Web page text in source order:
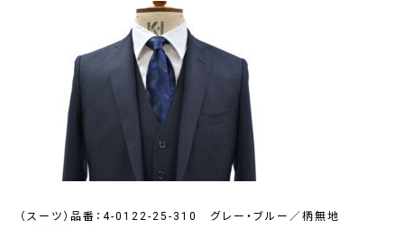
（スーツ）品番：4-0122-25-310 グレー・ブルー／柄無地